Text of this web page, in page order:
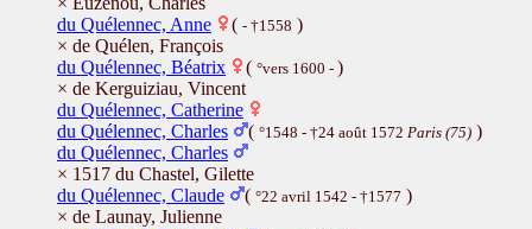
du Quélennec, Anne
( - †1558 )
× de Quélen, François
du Quélennec, Béatrix
( °vers 1600 - )
× de Kerguiziau, Vincent
du Quélennec, Catherine
du Quélennec, Charles
( °1548 - †24 août 1572 Paris (75) )
du Quélennec, Charles
× 1517 du Chastel, Gilette
du Quélennec, Claude
( °22 avril 1542 - †1577 )
× de Launay, Julienne